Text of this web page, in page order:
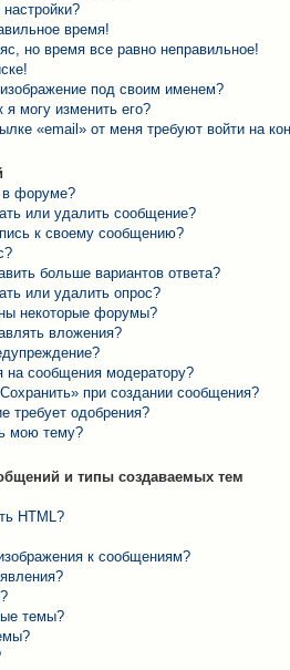
время!
но время все равно неправильное!
под своим именем?
я могу изменить его?
«email» от меня требуют войти на
в форуме?
или удалить сообщение?
к своему сообщению?
больше вариантов ответа?
или удалить опрос?
некоторые форумы?
вложения?
на сообщения модератору?
при создании сообщения?
требует одобрения?
мою тему?
и типы создаваемых тем
HTML?
к сообщениям?
темы?